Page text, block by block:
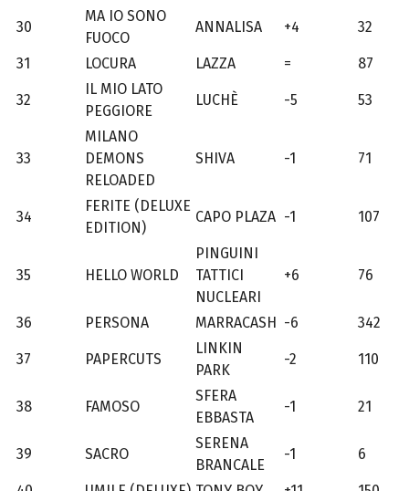
30
MA IO SONO
FUOCO
ANNALISA +4 32
31 LOCURA LAZZA = 87
32
IL MIO LATO
PEGGIORE
LUCHÈ -5 53
33
MILANO
DEMONS
RELOADED
SHIVA -1 71
34
FERITE (DELUXE
EDITION)
CAPO PLAZA -1 107
35 HELLO WORLD
PINGUINI
TATTICI
NUCLEARI
+6 76
36 PERSONA MARRACASH -6 342
37 PAPERCUTS
LINKIN
PARK
-2 110
38 FAMOSO
SFERA
EBBASTA
-1 21
39 SACRO
SERENA
BRANCALE
-1 6